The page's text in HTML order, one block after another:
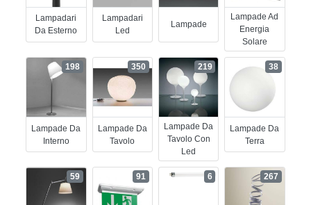
Lampadari
Da Esterno
Lampadari
Led
Lampade
Lampade Ad
Energia
Solare
Lampade Da
Interno
198
Lampade Da
Tavolo
350
Lampade Da
Tavolo Con
Led
219
Lampade Da
Terra
38
59 91 6 267